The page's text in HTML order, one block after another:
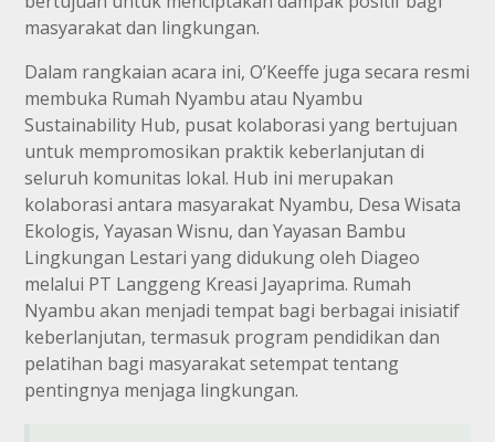
masyarakat dan lingkungan.
Dalam rangkaian acara ini, O’Keeffe juga secara resmi
membuka Rumah Nyambu atau Nyambu
Sustainability Hub, pusat kolaborasi yang bertujuan
untuk mempromosikan praktik keberlanjutan di
seluruh komunitas lokal. Hub ini merupakan
kolaborasi antara masyarakat Nyambu, Desa Wisata
Ekologis, Yayasan Wisnu, dan Yayasan Bambu
Lingkungan Lestari yang didukung oleh Diageo
melalui PT Langgeng Kreasi Jayaprima. Rumah
Nyambu akan menjadi tempat bagi berbagai inisiatif
keberlanjutan, termasuk program pendidikan dan
pelatihan bagi masyarakat setempat tentang
pentingnya menjaga lingkungan.